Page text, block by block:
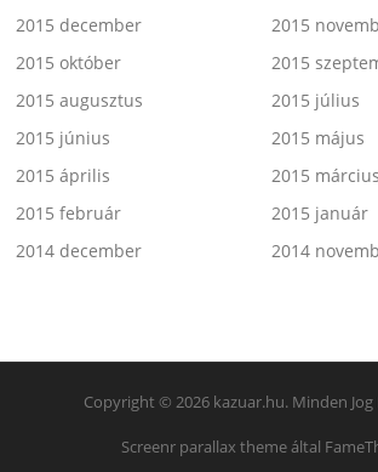
2015 december
2015
2015 október
2015
2015 augusztus
2015 július
2015 június
2015 május
2015 április
2015 március
2015 február
2015 január
2014 december
2014
Copyright © 2026 kazuar.hu. Minden
Screenr parallax themeáltal